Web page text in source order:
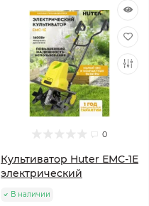
0
Культиватор Huter ЕМС-1E
электрический
В наличии